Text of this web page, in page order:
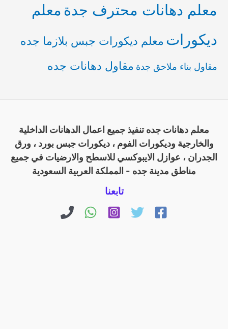
معلم دهانات محترف جدة معلم
ديكورات معلم ديكورات جبس بلازما جده
مقاول بناء ملاحق جدة مقاول دهانات جده
معلم دهانات جده تنفيذ جميع اعمال الدهانات الداخلية
والخارجية وديكورات الفوم ، ديكورات جبس بورد ، ورق
الجدران ، عوازل الايبوكسي للاسطح والارضيات في جميع
مناطق مدينة جده - المملكة العربية السعودية
تابعنا